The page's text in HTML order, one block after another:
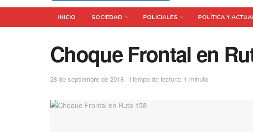
INICIO SOCIEDAD POLICIALES POLÍTICA Y
Choque Frontal en
28 de septiembre de 2018 Tiempo de lectura: 1 minuto